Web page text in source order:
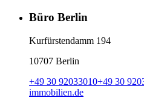
Büro Berlin
Kurfürstendamm 194
10707 Berlin
+49 30 92033010+49 30
immobilien.de